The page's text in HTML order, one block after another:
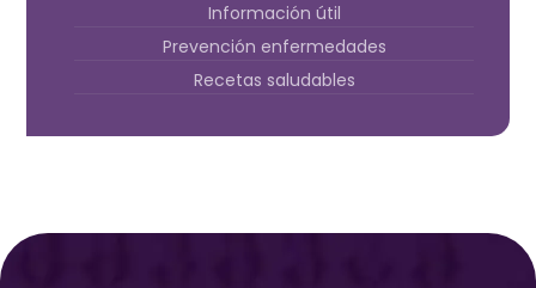
Información útil
Prevención enfermedades
Recetas saludables